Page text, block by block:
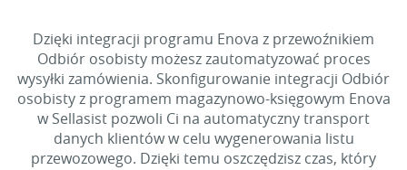
Dzięki integracji programu Enova z przewoźnikiem
Odbiór osobisty możesz zautomatyzować proces
wysyłki zamówienia. Skonfigurowanie integracji Odbiór
osobisty z programem magazynowo-księgowym Enova
w Sellasist pozwoli Ci na automatyczny transport
danych klientów w celu wygenerowania listu
przewozowego. Dzięki temu oszczędzisz czas, który